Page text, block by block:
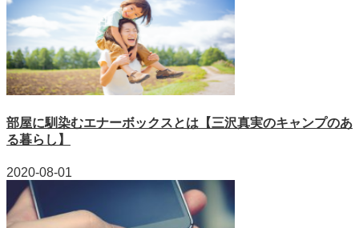
部屋に馴染むエナーボックスとは【三沢真実のキャンプのあ
る暮らし】
2020-08-01